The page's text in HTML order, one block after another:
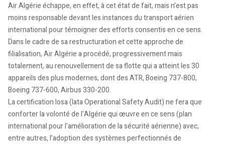
Air Algérie échappe, en effet, à cet état de fait, mais n’est pas
moins responsable devant les instances du transport aérien
international pour témoigner des efforts consentis en ce sens.
Dans le cadre de sa restructuration et cette approche de
filialisation, Air Algérie a procédé, progressivement mais
totalement, au renouvellement de sa flotte qui a atteint les 30
appareils des plus modernes, dont des ATR, Boeing 737-800,
Boeing 737-600, Airbus 330-200.
La certification Iosa (Iata Operational Safety Audit) ne fera que
conforter la volonté de l’Algérie qui œuvre en ce sens (plan
international pour l’amélioration de la sécurité aérienne) avec,
entre autres, l’adoption des systèmes perfectionnés de